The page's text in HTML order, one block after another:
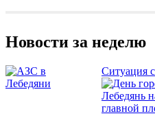
Новости за неделю
Ситуация